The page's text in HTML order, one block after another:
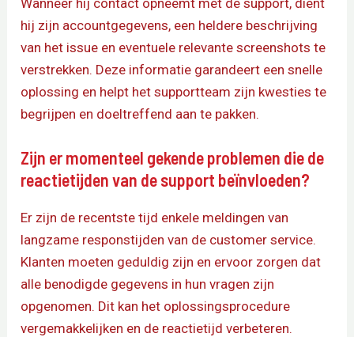
hij zijn accountgegevens, een heldere beschrijving
van het issue en eventuele relevante screenshots te
verstrekken. Deze informatie garandeert een snelle
oplossing en helpt het supportteam zijn kwesties te
begrijpen en doeltreffend aan te pakken.
Zijn er momenteel gekende problemen die de
reactietijden van de support beïnvloeden?
Er zijn de recentste tijd enkele meldingen van
langzame responstijden van de customer service.
Klanten moeten geduldig zijn en ervoor zorgen dat
alle benodigde gegevens in hun vragen zijn
opgenomen. Dit kan het oplossingsprocedure
vergemakkelijken en de reactietijd verbeteren.